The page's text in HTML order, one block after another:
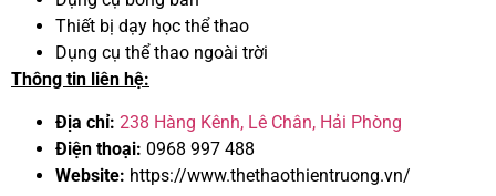
Thiết bị dạy học thể thao
Dụng cụ thể thao ngoài trời
Thông tin liên hệ:
Địa chỉ: 238 Hàng Kênh, Lê Chân, Hải Phòng
Điện thoại: 0968 997 488
Website: https://www.thethaothientruong.vn/